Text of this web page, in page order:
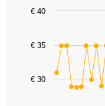
Chart
The chart has 1 X
The chart has 1 Y
€ 30
€ 35
€ 40